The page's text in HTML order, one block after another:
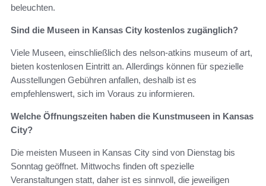
beleuchten.
Sind die Museen in Kansas City kostenlos zugänglich?
Viele Museen, einschließlich des nelson-atkins museum of art,
bieten kostenlosen Eintritt an. Allerdings können für spezielle
Ausstellungen Gebühren anfallen, deshalb ist es
empfehlenswert, sich im Voraus zu informieren.
Welche Öffnungszeiten haben die Kunstmuseen in Kansas
City?
Die meisten Museen in Kansas City sind von Dienstag bis
Sonntag geöffnet. Mittwochs finden oft spezielle
Veranstaltungen statt, daher ist es sinnvoll, die jeweiligen